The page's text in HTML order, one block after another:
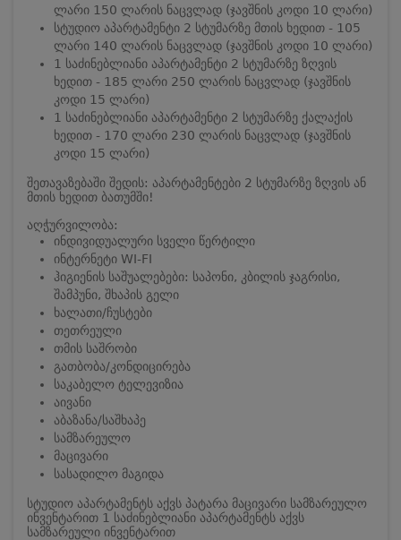
ლარი 150 ლარის ნაცვლად (ჯავშნის კოდი 10 ლარი)
სტუდიო აპარტამენტი 2 სტუმარზე მთის ხედით - 105
ლარი 140 ლარის ნაცვლად (ჯავშნის კოდი 10 ლარი)
1 საძინებლიანი აპარტამენტი 2 სტუმარზე ზღვის
ხედით - 185 ლარი 250 ლარის ნაცვლად (ჯავშნის
კოდი 15 ლარი)
1 საძინებლიანი აპარტამენტი 2 სტუმარზე ქალაქის
ხედით - 170 ლარი 230 ლარის ნაცვლად (ჯავშნის
კოდი 15 ლარი)
შეთავაზებაში შედის: აპარტამენტები 2 სტუმარზე ზღვის ან
მთის ხედით ბათუმში!
აღჭურვილობა:
ინდივიდუალური სველი წერტილი
ინტერნეტი WI-FI
ჰიგიენის საშუალებები: საპონი, კბილის ჯაგრისი,
შამპუნი, შხაპის გელი
ხალათი/ჩუსტები
თეთრეული
თმის საშრობი
გათბობა/კონდიცირება
საკაბელო ტელევიზია
აივანი
აბაზანა/საშხაპე
სამზარეულო
მაცივარი
სასადილო მაგიდა
სტუდიო აპარტამენტს აქვს პატარა მაცივარი სამზარეულო
ინვენტარით 1 საძინებლიანი აპარტამენტს აქვს
სამზარეული ინვენტარით